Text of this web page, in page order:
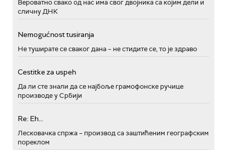
Вероватно свако од нас има свог двојника са којим дели и
сличну ДНК
Nemogućnost tusiranja
Не туширате се сваког дана – не стидите се, то је здраво
Cestitke za uspeh
Да ли сте знали да се најбоље грамофонске ручице
производе у Србији
Re: Eh...
Лесковачка спржа – производ са заштићеним географским
пореклом